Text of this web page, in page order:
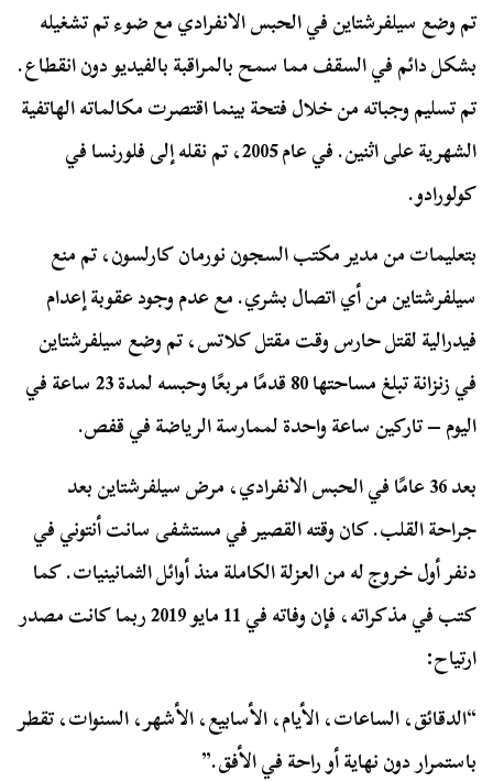
تم وضع سيلفرشتاين في الحبس الانفرادي مع ضوء تم تشغيله
بشكل دائم في السقف مما سمح بالمراقبة بالفيديو دون انقطاع.
تم تسليم وجباته من خلال فتحة بينما اقتصرت مكالماته الهاتفية
الشهرية على اثنين. في عام 2005، تم نقله إلى فلورنسا في
كولورادو.
بتعليمات من مدير مكتب السجون نورمان كارلسون، تم منع
سيلفرشتاين من أي اتصال بشري. مع عدم وجود عقوبة إعدام
فيدرالية لقتل حارس وقت مقتل كلاتس، تم وضع سيلفرشتاين
في زنزانة تبلغ مساحتها 80 قدمًا مربعًا وحبسه لمدة 23 ساعة في
اليوم – تاركين ساعة واحدة لممارسة الرياضة في قفص.
بعد 36 عامًا في الحبس الانفرادي، مرض سيلفرشتاين بعد
جراحة القلب. كان وقته القصير في مستشفى سانت أنتوني في
دنفر أول خروج له من العزلة الكاملة منذ أوائل الثمانينيات. كما
كتب في مذكراته، فإن وفاته في 11 مايو 2019 ربما كانت مصدر
ارتياح:
“الدقائق، الساعات، الأيام، الأسابيع، الأشهر، السنوات، تقطر
باستمرار دون نهاية أو راحة في الأفق.”